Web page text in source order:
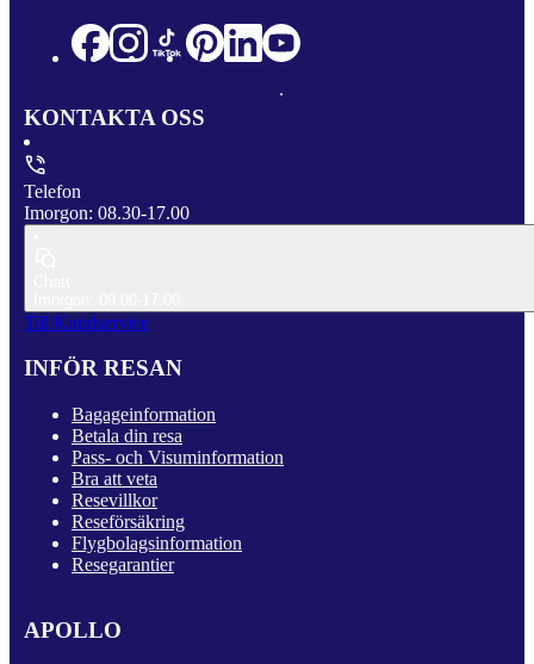
KONTAKTA OSS
Telefon
Imorgon: 08.30-17.00
Till Kundservice
INFÖR RESAN
Bagageinformation
Betala din resa
Pass- och Visuminformation
Bra att veta
Resevillkor
Reseförsäkring
Flygbolagsinformation
Resegarantier
APOLLO